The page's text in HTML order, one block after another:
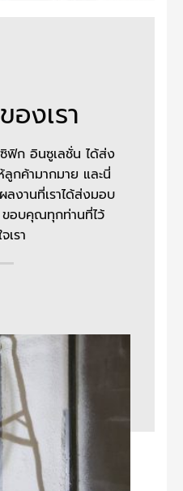
องเรา
ฟิก อินซูเลชั่น ได้ส่ง
กค้ามากมาย และนี่
ลงานที่เราได้ส่งมอบ
ขอบคุณทุกท่านที่ไว้
เรา